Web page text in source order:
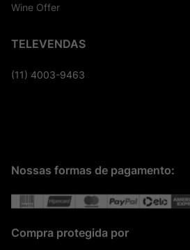
Wine Offer
TELEVENDAS
(11) 4003-9463
Nossas formas de pagamento:
Compra protegida por